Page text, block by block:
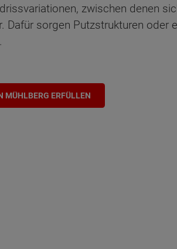
zwischen denen
Dafür sorgen Putzstrukturen
MÜHLBERG ERFÜLLEN